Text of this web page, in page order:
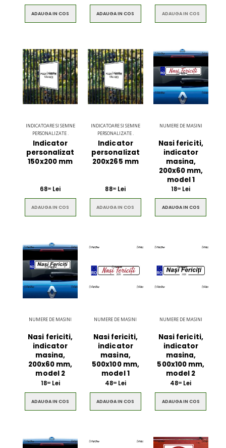
ADAUGA IN COS ADAUGA IN COS ADAUGA IN COS
INDICATOARE SI SEMNE
PERSONALIZATE .
Indicator
personalizat
150x200 mm
6800 Lei
ADAUGA IN COS
INDICATOARE SI SEMNE
PERSONALIZATE .
Indicator
personalizat
200x265 mm
8800 Lei
ADAUGA IN COS
NUMERE DE MASINI
Nasi fericiti,
indicator
masina,
200x60 mm,
model 1
1800 Lei
ADAUGA IN COS
NUMERE DE MASINI
Nasi fericiti,
indicator
masina,
200x60 mm,
model 2
1800Lei
ADAUGA IN COS
NUMERE DE MASINI
Nasi fericiti,
indicator
masina,
500x100 mm,
model 1
4800Lei
ADAUGA IN COS
NUMERE DE MASINI
Nasi fericiti,
indicator
masina,
500x100 mm,
model 2
4800 Lei
ADAUGA IN COS